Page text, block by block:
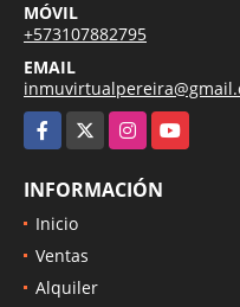
MÓVIL
+573107882795
EMAIL
Facebook
InstagramYouTube
INFORMACIÓN
Inicio
Ventas
Alquiler